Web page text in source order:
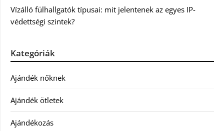
Vízálló fülhallgatók típusai: mit jelentenek az egyes IP-
védettségi szintek?
Kategóriák
Ajándék nőknek
Ajándék ötletek
Ajándékozás